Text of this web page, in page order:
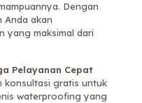
Dengan
Anda akan
yang maksimal dari
Pelayanan Cepat
konsultasi gratis untuk
waterproofing yang